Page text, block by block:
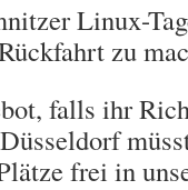
Linux-
zu
falls ihr
frei in